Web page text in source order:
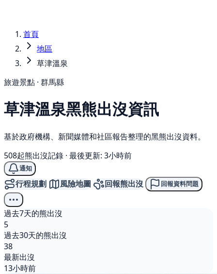
首頁
地區
草津溫泉
旅遊景點 · 群馬縣
草津溫泉黑熊出沒資訊
基於政府機構、新聞媒體和社區報告整理的黑熊出沒資料。
508起熊出沒記錄 · 最後更新: 3小時前
通知
行程規劃 風險地圖 回報熊出沒 回報資料問題
過去7天的熊出沒
5
過去30天的熊出沒
38
最新出沒
13小時前